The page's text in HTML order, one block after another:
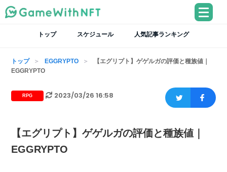
トップ スケジュール 人気記事ランキング
トップ EGGRYPTO
【エグリプト】ゲゲルガの評価と種族値｜
EGGRYPTO
RPG 2023/03/26 16:58
【エグリプト】ゲゲルガの評価と種族値｜
EGGRYPTO